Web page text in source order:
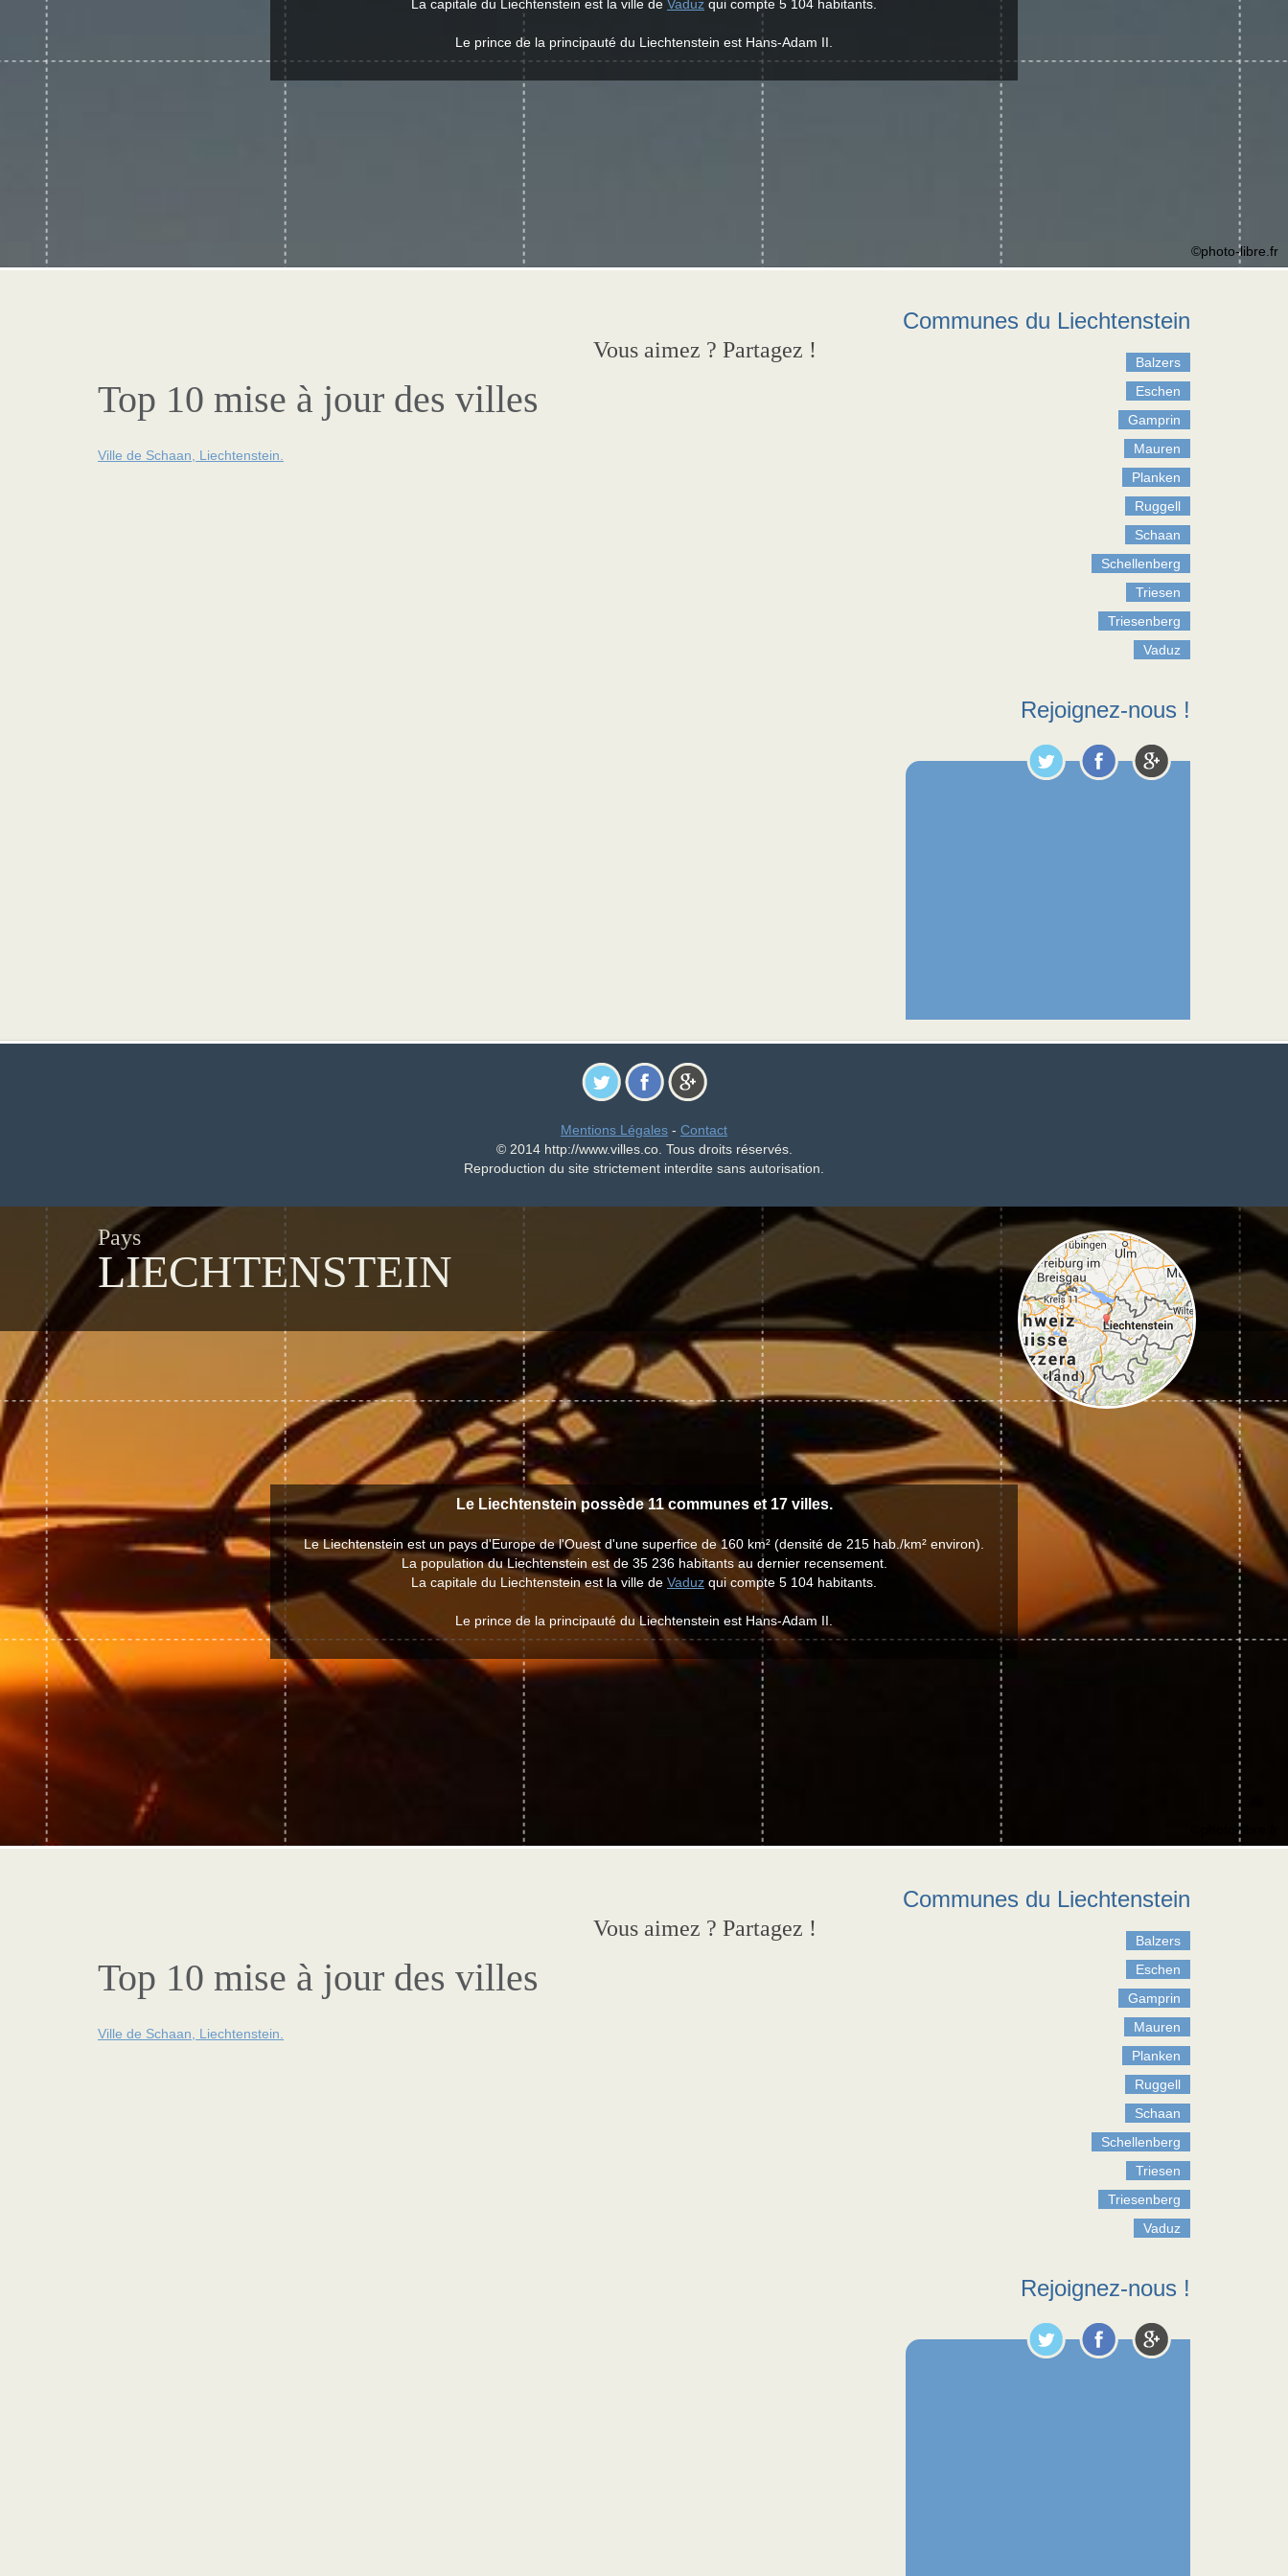
La capitale du Liechtenstein est la ville de Vaduz qui compte 5 104 habitants.
Le prince de la principauté du Liechtenstein est Hans-Adam II.
©photo-libre.fr
Vous aimez ? Partagez !
Top 10 mise à jour des villes
Ville de Schaan, Liechtenstein.
Communes du Liechtenstein
Balzers
Eschen
Gamprin
Mauren
Planken
Ruggell
Schaan
Schellenberg
Triesen
Triesenberg
Vaduz
Rejoignez-nous !
Mentions Légales - Contact
© 2014 http://www.villes.co. Tous droits réservés.
Reproduction du site strictement interdite sans autorisation.
Pays
LIECHTENSTEIN
Le Liechtenstein possède 11 communes et 17 villes.
Le Liechtenstein est un pays d'Europe de l'Ouest d'une superfice de 160 km² (densité de 215 hab./km² environ).
La population du Liechtenstein est de 35 236 habitants au dernier recensement.
La capitale du Liechtenstein est la ville de Vaduz qui compte 5 104 habitants.
Le prince de la principauté du Liechtenstein est Hans-Adam II.
©photo-libre.fr
Vous aimez ? Partagez !
Top 10 mise à jour des villes
Ville de Schaan, Liechtenstein.
Communes du Liechtenstein
Balzers
Eschen
Gamprin
Mauren
Planken
Ruggell
Schaan
Schellenberg
Triesen
Triesenberg
Vaduz
Rejoignez-nous !